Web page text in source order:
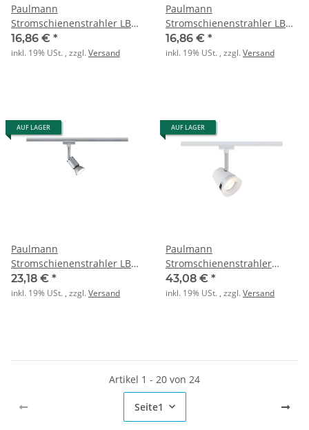
Paulmann
Stromschienenstrahler LB24
SALT GU10 max 10W
schwarz matt
16,86 € *
inkl. 19% USt. , zzgl.Versand
Paulmann
Stromschienenstrahler LB24
SALT GU10 max 10W weiß
16,86 € *
inkl. 19% USt. , zzgl.Versand
AUF LAGER
Paulmann
Stromschienenstrahler LB24
URail Pure II GU10 max 10W
dim Chr-matt
23,18 € *
inkl. 19% USt. , zzgl.Versand
AUF LAGER
Paulmann
Stromschienenstrahler
URail Spot Cone max. 1x10W
GU10 Ws/Chr
43,08 € *
inkl. 19% USt. , zzgl.Versand
Artikel 1 - 20 von 24
Seite1